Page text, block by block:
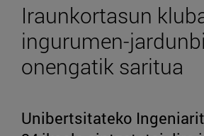
Iraunkortasun
ingurumen-
onengatik saritua
Unibertsitateko